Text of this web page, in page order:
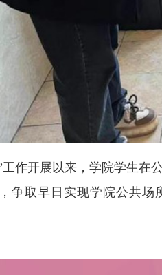
工作开展以来 ， 学院学生在
， 争取早日实现学院公共场